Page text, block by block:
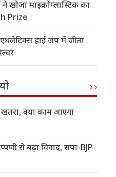
खोजा माइक्रोप्लास्टिक का
Prize
हाई जंप में जीता
खतरा, क्या काम आएगा
से बढ़ा विवाद, सपा-BJP